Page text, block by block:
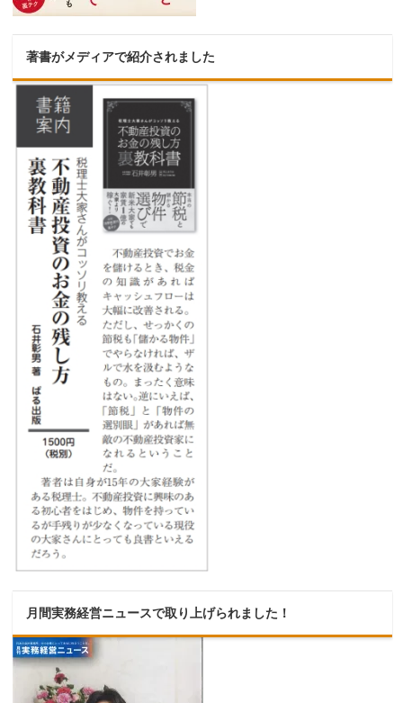
著書がメディアで紹介されました
月間実務経営ニュースで取り上げられました！